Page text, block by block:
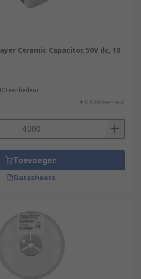
Ceramic Capacitor, 50V dc, 10
eenheden)
€ 0,036/eenheid
Toevoegen
Datasheets